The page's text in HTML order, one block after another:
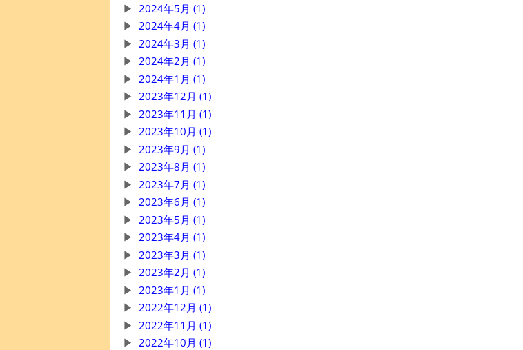
2024年5月 (1)
2024年4月 (1)
2024年3月 (1)
2024年2月 (1)
2024年1月 (1)
2023年12月 (1)
2023年11月 (1)
2023年10月 (1)
2023年9月 (1)
2023年8月 (1)
2023年7月 (1)
2023年6月 (1)
2023年5月 (1)
2023年4月 (1)
2023年3月 (1)
2023年2月 (1)
2023年1月 (1)
2022年12月 (1)
2022年11月 (1)
2022年10月 (1)